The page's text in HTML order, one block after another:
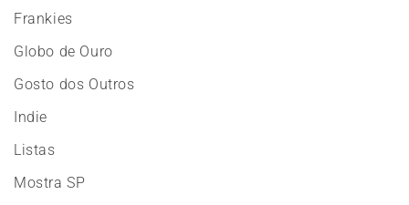
Frankies
Globo de Ouro
Gosto dos Outros
Indie
Listas
Mostra SP